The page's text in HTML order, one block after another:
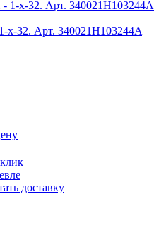
x-32. Арт. 340021H103244A
доставку